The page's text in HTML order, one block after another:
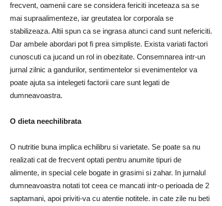
frecvent, oamenii care se con­sidera fericiti inceteaza sa se
mai supraalimenteze, iar greutatea lor corporala se
stabilizeaza. Altii spun ca se ingrasa atunci cand sunt nefericiti.
Dar ambele abordari pot fi prea simpliste. Exista variati factori
cunoscuti ca jucand un rol in obezitate. Con­semnarea intr-un
jurnal zilnic a gandurilor, senti­mentelor si evenimentelor va
poate ajuta sa inte­legeti factorii care sunt legati de
dumneavoastra.
O dieta neechilibrata
O nutritie buna implica echilibru si varietate. Se poate sa nu
realizati cat de frecvent optati pentru anumite tipuri de
alimente, in special cele bogate in grasimi si zahar. In jurnalul
dumneavoastra notati tot ceea ce mancati intr-o perioada de 2
saptamani, apoi priviti-va cu atentie notitele. in cate zile nu beti